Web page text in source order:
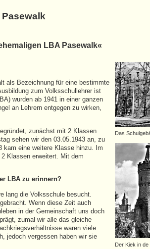
LBA Pasewalk«
als Bezeichnung für eine bestimmte
zum Volksschullehrer ist
wurden ab 1941 in einer ganzen
an Lehrern entgegen zu wirken,
zunächst mit 2 Klassen
sehen wir den 03.05.1943 an, zu
kam eine weitere Klasse hinzu. Im
Klassen erweitert. Mit dem
LBA zu erinnern?
lang die Volksschule besucht.
Wenn diese Zeit auch
in der Gemeinschaft uns doch
zumal wir alle das gleiche
waren viele
jedoch vergessen haben wir sie
Das
Der Kiek in de